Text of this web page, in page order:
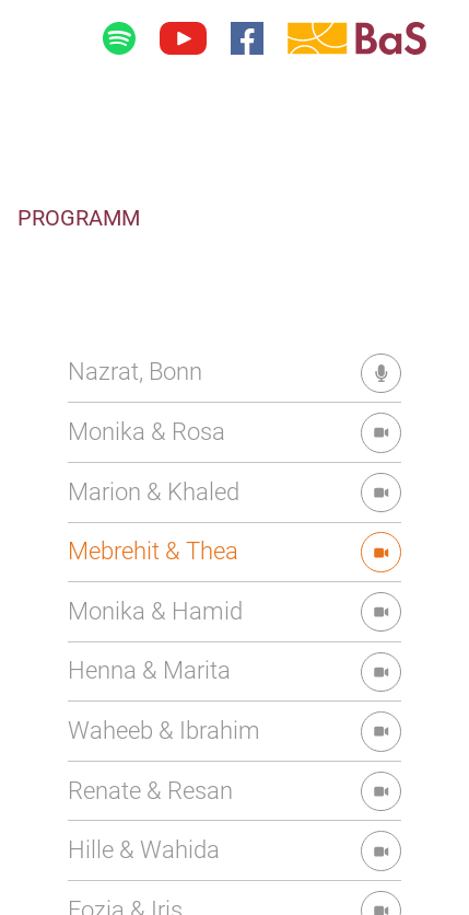
PROGRAMM
Nazrat, Bonn
Monika & Rosa
Marion & Khaled
Mebrehit & Thea
Monika & Hamid
Henna & Marita
Waheeb & Ibrahim
Renate & Resan
Hille & Wahida